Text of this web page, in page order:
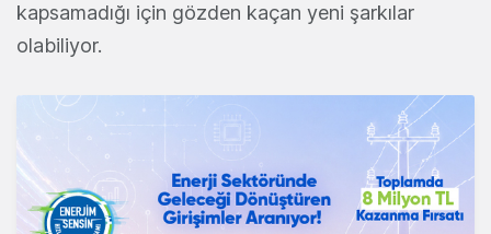
kapsamadığı için gözden kaçan yeni şarkılar
olabiliyor.